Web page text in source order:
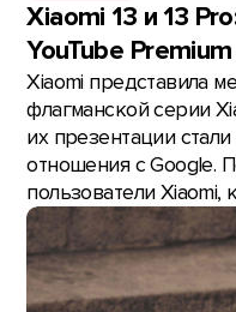
Xiaomi 13 и 13
YouTube
Xiaomi представила
флагманской серии
их презентации
отношения с Google.
пользователи Xiaomi,